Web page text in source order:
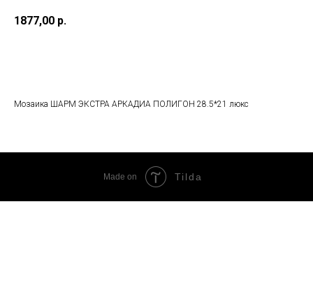
1877,00 р.
Мозаика ШАРМ ЭКСТРА АРКАДИА ПОЛИГОН 28.5*21 люкс
Made on Tilda